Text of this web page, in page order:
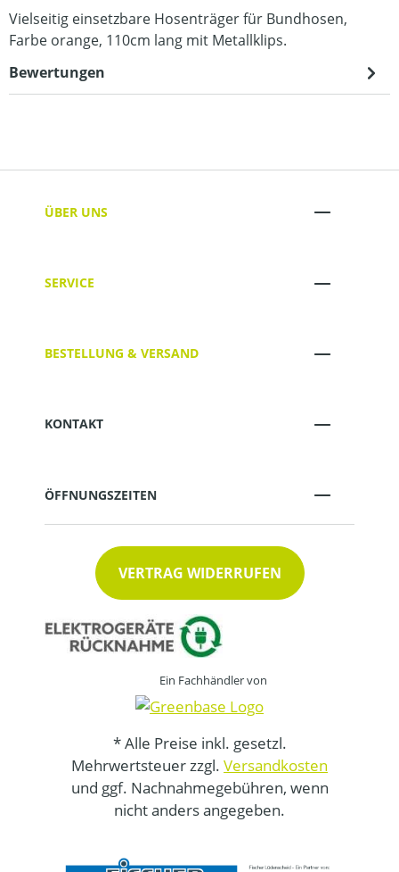
Vielseitig einsetzbare Hosenträger für Bundhosen,
Farbe orange, 110cm lang mit Metallklips.
Bewertungen
ÜBER UNS
SERVICE
BESTELLUNG & VERSAND
KONTAKT
ÖFFNUNGSZEITEN
VERTRAG WIDERRUFEN
Ein Fachhändler von
* Alle Preise inkl. gesetzl.
Mehrwertsteuer zzgl. Versandkosten
und ggf. Nachnahmegebühren, wenn
nicht anders angegeben.